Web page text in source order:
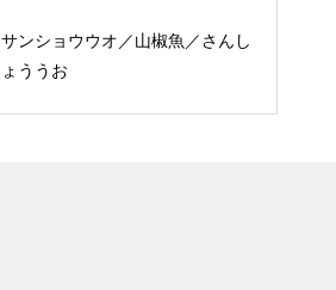
サンショウウオ／山椒魚／さんし
ょううお